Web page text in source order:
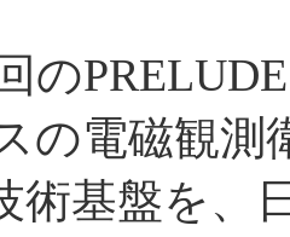
PRELUDE
の電磁観測
術基盤を、